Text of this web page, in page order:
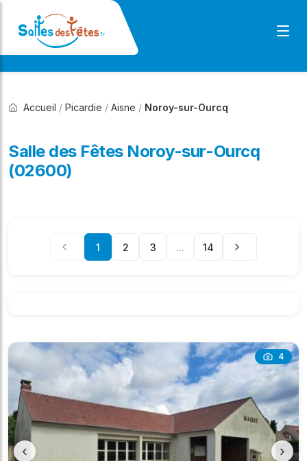
Accueil / Picardie / Aisne / Noroy-sur-Ourcq
Salle des Fêtes Noroy-sur-Ourcq
(02600)
1 2 3 ... 14
4
‹ ›